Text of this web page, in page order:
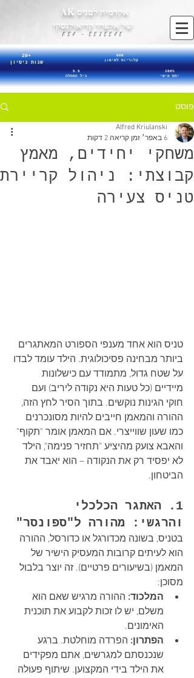
אקדמיה לטניס AK
של אלפרד קריאולנסקי
5575545 - 054
20+
שנות ניסיון
600
קלוריות לאימון
5.5
גיל התחלה
100%
יחס אישי
פוסט
משחקי יחידים, מאמץ
קבוצתי: ניהול קריירת
טניס צעירה
Alfred Kriulanski
6 באפר׳
זמן קריאה 2 דקות
טניס הוא אחד מענפי הספורט המאתגרים
ביותר מבחינה פסיכולוגית. הילד עומד לבדו
על שטח גדול, מתמודד עם כישלונות
מיידיים (כל טעות היא נקודה ליריב) ועם
חוקי הגינות נוקשים. בתוך הסיר לחץ הזה,
ההורה והמאמן חייבים להיות מסונכרנים
כמו שעון שווייצרי. אם המאמן אומר "תקוף"
והאבא צועק מהיציע "תחזיר פנימה", הילד
לא יפסיד רק את הנקודה – הוא יאבד את
הביטחון.
1. האתגר הכלכלי
והרגשי: מהורה ל"ספונסר"
בטניס, בשונה מכדורגל או כדורסל, ההורה
הוא לעיתים קרובות המעסיק הישיר של
המאמן (בשיעורים פרטיים). זה יוצר בלבול
מסוכן:
המלכוד: ההורה מרגיש שאם הוא
משלם, יש לו זכות לקבוע את תוכנית
האימונים.
הפתרון: הפרדה מוחלטת. ברגע
שנכנסתם למגרשים, אתם מפקידים
את הילד בידי המקצוען. שיתוף פעולה